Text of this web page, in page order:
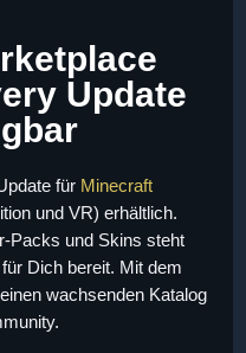
Update
für Minecraft
und VR) erhältlich.
Packs und Skins steht
für Dich bereit. Mit dem
wachsenden Katalog